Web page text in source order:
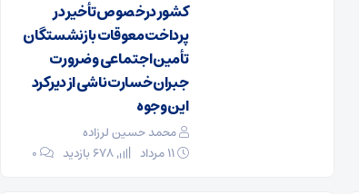
کشور درخصوص تأخیر در
پرداخت معوقات بازنشستگان
تأمین اجتماعی و ضرورت
جبران خسارت ناشی از دیرکرد
این وجوه
محمد حسین لرزاده
۱۱ مرداد
678 بازدید ۰